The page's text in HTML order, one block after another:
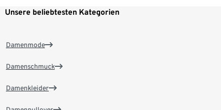
Unsere beliebtesten Kategorien
Damenmode
Damenschmuck
Damenkleider